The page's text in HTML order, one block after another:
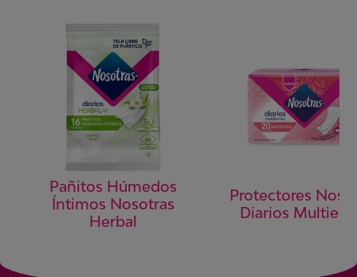
Pañitos Húmedos
Íntimos Nosotras
Herbal
Protectores
Diarios